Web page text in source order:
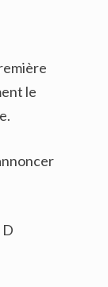
le